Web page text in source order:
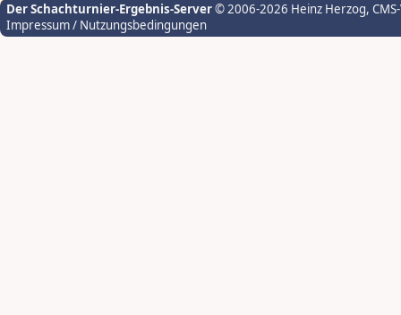
Der Schachturnier-Ergebnis-Server© 2006-2026 Heinz Herzog,
Impressum / Nutzungsbedingungen